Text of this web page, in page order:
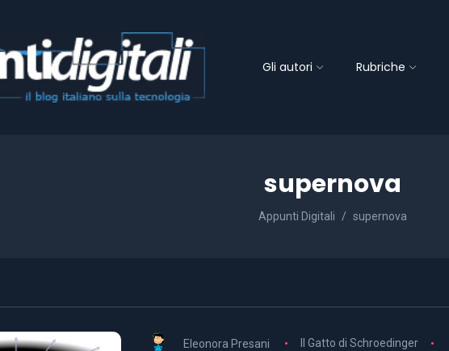
Gli autori Rubriche
supernova
Appunti Digitali supernova
Eleonora Presani
Il Gatto di Schroedinger